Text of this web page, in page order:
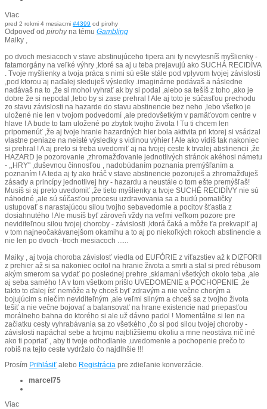
Viac
pred 2 rokmi 4 mesiacmi #4399 od pirohy
Odpoveď od pirohyna tému Gambling
Maiky ,
po dvoch mesiacoch v stave abstinujúceho tipera ani ty nevytesníš myšlienky -
fatamorgány na veľké výhry ,ktoré sa aj u teba prejavujú ako SUCHÁ RECIDÍVA
. Tvoje myšlienky a tvoja práca s nimi sú ešte stále pod vplyvom tvojej závislosti
,pod ktorou aj naďalej sleduješ výsledky .imaginárne podávaš a následne
nadávaš na to ,že si mohol vyhrať ak by si podal ,alebo sa tešíš z toho ,ako je
dobre že si nepodal ,lebo by si zase prehral ! Ale aj toto je súčasťou prechodu
zo stavu závislosti na hazarde do stavu abstinencie bez neho ,lebo všetko je
uložené nie len v tvojom podvedomí ,ale predovšetkým v pamäťovom centre v
hlave ! A bude to tam uložené po zbytok tvojho života ! Tu ti chcem len
pripomenúť ,že aj tvoje hranie hazardných hier bola aktivita pri ktorej si vsádzal
vlastne peniaze na neisté výsledky s vidinou výhier ! Ale ako vidíš tak nakoniec
si prehral ! A aj preto si treba uvedomiť aj na tvojej ceste k trvalej abstinencii ,že
HAZARD je pozorovanie ,zhromažďovanie jednotlivých stránok akéhosi námetu
- ,,HRY" ,duševnou činnosťou , nadobúdaním poznania premýšľaním a
poznaním ! A teda aj ty ako hráč v stave abstinencie pozoruješ a zhromažďuješ
zásady a princípy jednotlivej hry - hazardu a neustále o tom ešte premýšľaš!
Musíš si aj preto uvedomiť ,že tieto myšlienky a tvoje SUCHÉ RECIDÍVY nie sú
náhodné ,ale sú súčasťou procesu uzdravovania sa a budú pomaličky
ustupovať s narastajúcou silou tvojho sebavedomie a pocitov šťastia z
dosiahnutého ! Ale musíš byť zároveň vždy na veľmi veľkom pozore pre
neviditeľnou silou tvojej choroby - závislosti ,ktorá čaká a môže ťa prekvapiť aj
v tom najneočakávanejšom okamihu a to aj po niekoľkých rokoch abstinencie a
nie len po dvoch -troch mesiacoch ......
Maiky , aj tvoja choroba závislosť viedla od EUFÓRIE z víťazstiev až k DIZFORII
z prehier až si sa nakoniec ocitol na hranie života a smrti a stal si pred rébusom
akým smerom sa vydať po poslednej prehre ,sklamaní všetkých okolo teba ,ale
aj seba samého ! A v tom všetkom prišlo UVEDOMENIE a POCHOPENIE ,že
takto to ďalej ísť nemôže a ty chceš byť zdravým a nie večne chorým a
bojujúcim s niečím neviditeľným ,ale veľmi silným a chceš sa z tvojho života
tešiť a nie večne bojovať a balansovať na hrane existencie nad priepasťou
morálneho bahna do ktorého si ale už dávno padol ! Momentálne si len na
začiatku cesty vyhrabávania sa zo všetkého ,čo si pod silou tvojej choroby -
závislosti napáchal sebe a tvojmu najbližšiemu okoliu a mne neostáva nič iné
ako ti popriať , aby ti tvoje odhodlanie ,uvedomenie a pochopenie prečo to
robíš na tejto ceste vydržalo čo najdlhšie !!!
Prosím Prihlásiť alebo Registrácia pre zdieľanie konverzácie.
marcel75
Viac